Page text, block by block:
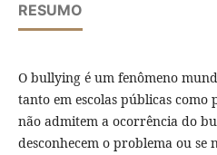
RESUMO
O bullying é um fenômeno
tanto em escolas públicas como
não admitem a ocorrência do
desconhecem o problema ou se